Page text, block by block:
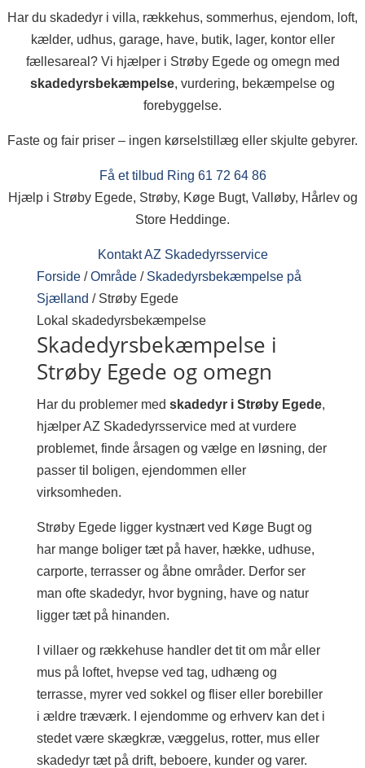
Har du skadedyr i villa, rækkehus, sommerhus, ejendom, loft,
kælder, udhus, garage, have, butik, lager, kontor eller
fællesareal? Vi hjælper i Strøby Egede og omegn med
skadedyrsbekæmpelse, vurdering, bekæmpelse og
forebyggelse.
Faste og fair priser – ingen kørselstillæg eller skjulte gebyrer.
Få et tilbud Ring 61 72 64 86
Hjælp i Strøby Egede, Strøby, Køge Bugt, Valløby, Hårlev og
Store Heddinge.
Kontakt AZ Skadedyrsservice
Forside / Område / Skadedyrsbekæmpelse på
Sjælland / Strøby Egede
Lokal skadedyrsbekæmpelse
Skadedyrsbekæmpelse i
Strøby Egede og omegn
Har du problemer med skadedyr i Strøby Egede,
hjælper AZ Skadedyrsservice med at vurdere
problemet, finde årsagen og vælge en løsning, der
passer til boligen, ejendommen eller
virksomheden.
Strøby Egede ligger kystnært ved Køge Bugt og
har mange boliger tæt på haver, hække, udhuse,
carporte, terrasser og åbne områder. Derfor ser
man ofte skadedyr, hvor bygning, have og natur
ligger tæt på hinanden.
I villaer og rækkehuse handler det tit om mår eller
mus på loftet, hvepse ved tag, udhæng og
terrasse, myrer ved sokkel og fliser eller borebiller
i ældre træværk. I ejendomme og erhverv kan det i
stedet være skægkræ, væggelus, rotter, mus eller
skadedyr tæt på drift, beboere, kunder og varer.